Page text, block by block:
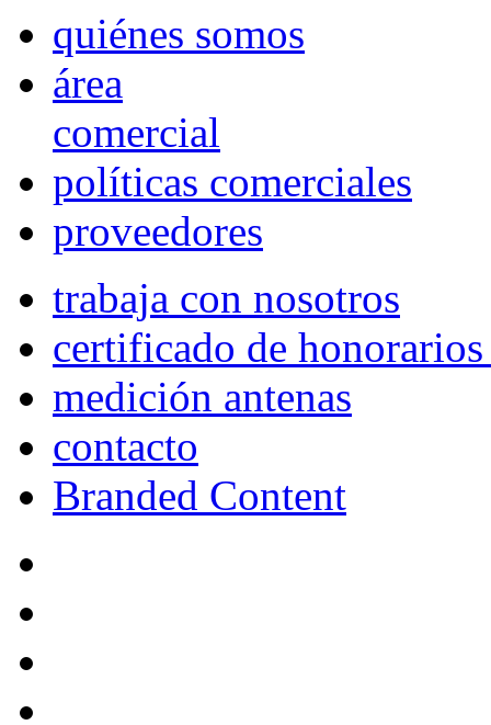
quiénes somos
área
comercial
políticas comerciales
proveedores
trabaja con nosotros
certificado de
medición antenas
contacto
Branded Content